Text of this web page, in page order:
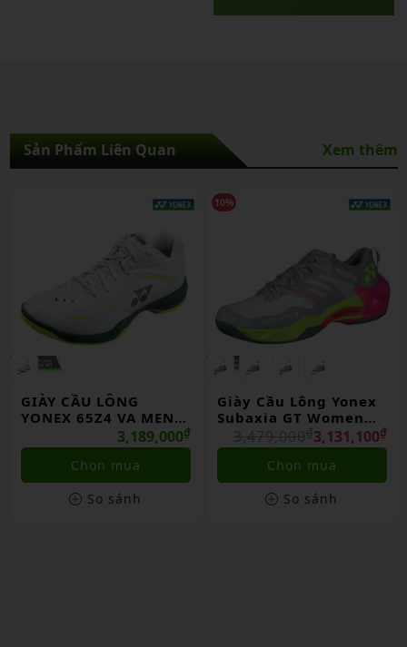
Sản Phẩm Liên Quan Xem thêm
GIÀY CẦU LÔNG
YONEX 65Z4 VA MEN
CHÍNH HÃNG3,189,000₫
Chọn mua
So sánh
10%
Giày Cầu Lông Yonex
Subaxia GT Women
Light Gray Chính
Hãng
3,131,100₫
3,479,000₫
Chọn mua
So sánh